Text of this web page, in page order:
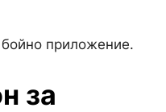
бойно приложение.
за